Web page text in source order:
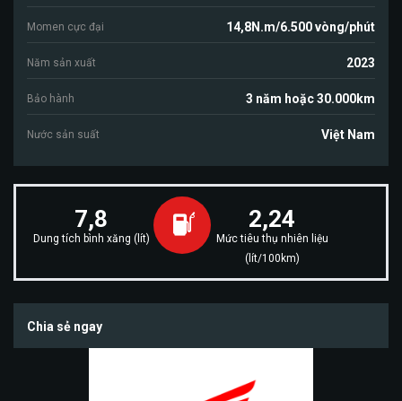
Momen cực đại 14,8N.m/6.500 vòng/phút
Năm sản xuất 2023
Bảo hành 3 năm hoặc 30.000km
Nước sản suất Việt Nam
7,8
Dung tích bình xăng (lít)
2,24
Mức tiêu thụ nhiên liệu
(lít/100km)
Chia sẻ ngay